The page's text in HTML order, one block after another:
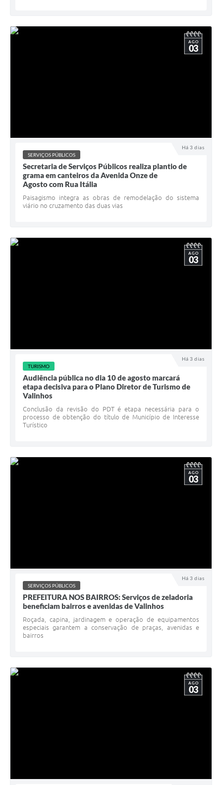
Há 3 dias
AGO
03
SERVIÇOS PÚBLICOS
Secretaria de Serviços Públicos realiza plantio de
grama em canteiros da Avenida Onze de
Agosto com Rua Itália
Paisagismo integra as obras de remodelação do sistema
viário no cruzamento das duas vias
Há 3 dias
AGO
03
TURISMO
Audiência pública no dia 10 de agosto marcará
etapa decisiva para o Plano Diretor de Turismo de
Valinhos
Conclusão da revisão do PDT é etapa necessária para o
processo de obtenção do título de Município de Interesse
Turístico
Há 3 dias
AGO
03
SERVIÇOS PÚBLICOS
PREFEITURA NOS BAIRROS: Serviços de zeladoria
beneficiam bairros e avenidas de Valinhos
Roçada, capina, jardinagem e operação de equipamentos
especiais garantem a conservação de praças, avenidas e
bairros
AGO
03